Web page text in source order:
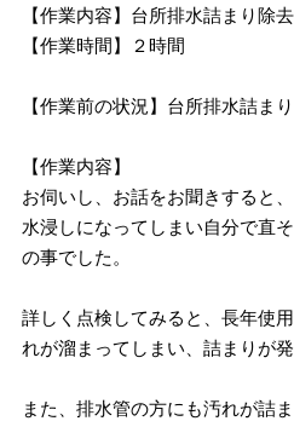
【作業内容】台所排水詰まり除
【作業時間】２時間
【作業前の状況】台所排水詰まり
【作業内容】
お伺いし、お話をお聞きすると
水浸しになってしまい自分で直
の事でした。
詳しく点検してみると、長年使
れが溜まってしまい、詰まりが発
また、排水管の方にも汚れが詰